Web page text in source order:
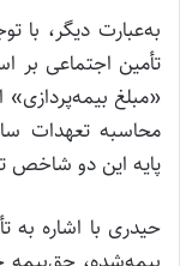
به‌عبارت دیگر، با
تأمین اجتماعی بر
«مبلغ
محاسبه تعهدات
پایه این دو شاخص
حیدری با اشاره به